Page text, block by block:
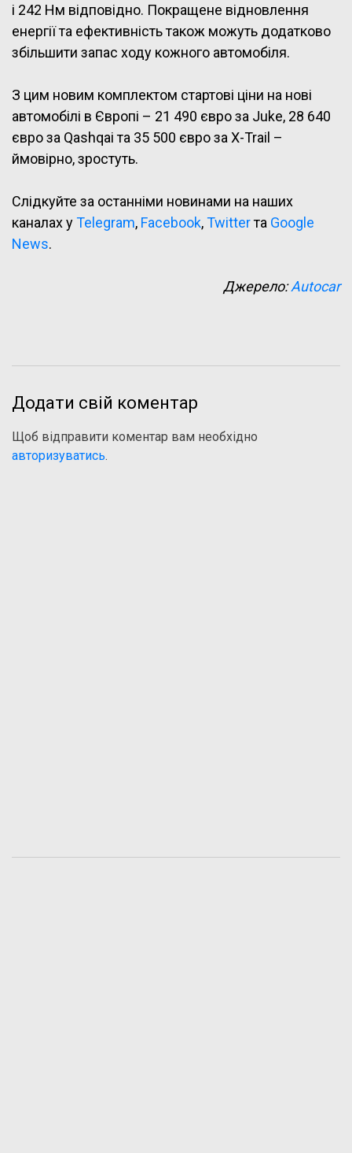
і 242 Нм відповідно. Покращене відновлення
енергії та ефективність також можуть додатково
збільшити запас ходу кожного автомобіля.
З цим новим комплектом стартові ціни на нові
автомобілі в Європі – 21 490 євро за Juke, 28 640
євро за Qashqai та 35 500 євро за X-Trail –
ймовірно, зростуть.
Слідкуйте за останніми новинами на наших
каналах уTelegram, Facebook,Twitterта Google
News.
Джерело:Autocar
Додати свій коментар
Щоб відправити коментар вам необхідно
авторизуватись.